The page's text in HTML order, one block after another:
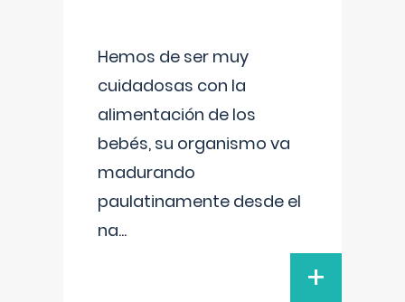
Hemos de ser muy
cuidadosas con la
alimentación de los
bebés, su organismo va
madurando
paulatinamente desde el
na...
+